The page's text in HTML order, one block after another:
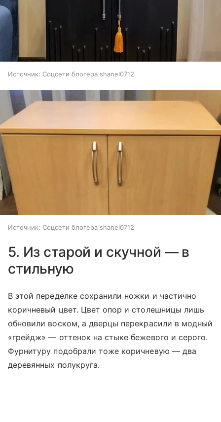
Источник: Соцсети блогера shanel0712
Источник: Соцсети блогера shanel0712
5. Из старой и скучной — в
стильную
В этой переделке сохранили ножки и частично
коричневый цвет. Цвет опор и столешницы лишь
обновили воском, а дверцы перекрасили в модный
«грейдж» — оттенок на стыке бежевого и серого.
Фурнитуру подобрали тоже коричневую — два
деревянных полукруга.